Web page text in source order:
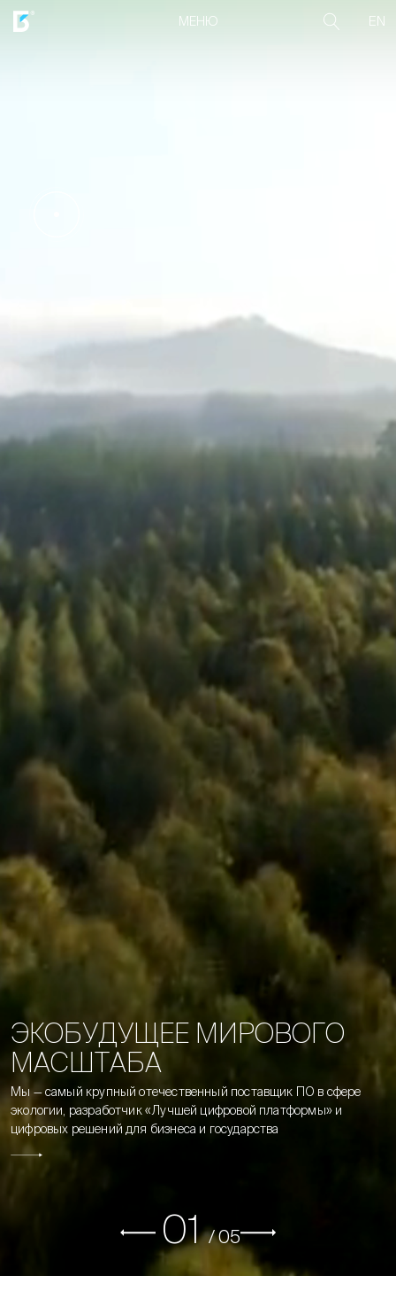
МЕНЮ EN
ЭКОБУДУЩЕЕ М И РОВОГО
МАСШТАБА
Мы — самый крупный отечественный поставщик ПО в сфере
экологии, разработчик «Лучшей цифровой платформы» и
цифровых решений для бизнеса и государства
01 /05